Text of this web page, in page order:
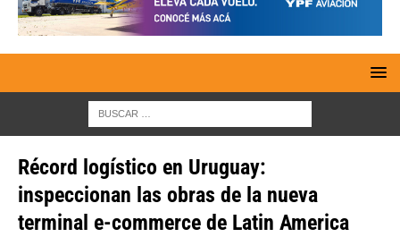
Récord logístico en Uruguay:
inspeccionan las obras de la nueva
terminal e-commerce de Latin America